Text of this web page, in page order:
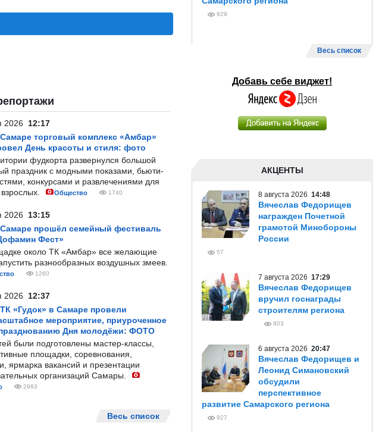
2026 12:17
торговый комплекс «Амбар»
День красоты и стиля: фото
фудкорта развернулся большой
праздник с модными показами, бьюти-
конкурсами и развлечениями для
Общество 1740
2026 13:15
прошёл семейный фестиваль
Фест»
около ТК «Амбар» все желающие
разнообразных воздушных змеев.
1260
2026 12:37
«Гудок» в Самаре провели
мероприятие, приуроченное
Дня молодёжи: ФОТО
были подготовлены мастер-классы,
площадки, соревнования,
ярмарка вакансий и презентации
организаций Самары.
2983
Весь список
929
Весь список
Добавь себе виджет!
АКЦЕНТЫ
8 августа 2026 14:48
Вячеслав Федорищев
награжден Почетной
грамотой Минобороны
России
57
7 августа 2026 17:29
Вячеслав Федорищев
вручил госнаграды
строителям региона
803
6 августа 2026 20:47
Вячеслав Федорищев и
Леонид Симановский
обсудили
перспективное
развитие Самарского региона
927